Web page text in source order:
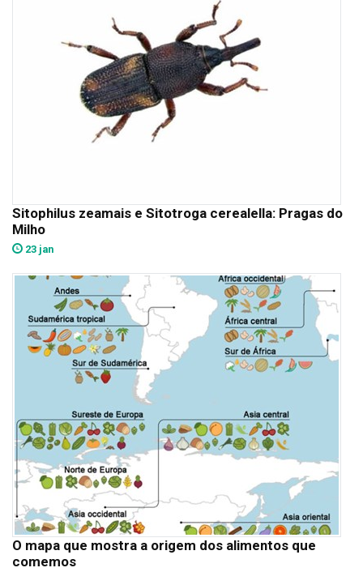
Sitophilus zeamais e Sitotroga cerealella: Pragas do
Milho
23 jan
O mapa que mostra a origem dos alimentos que
comemos